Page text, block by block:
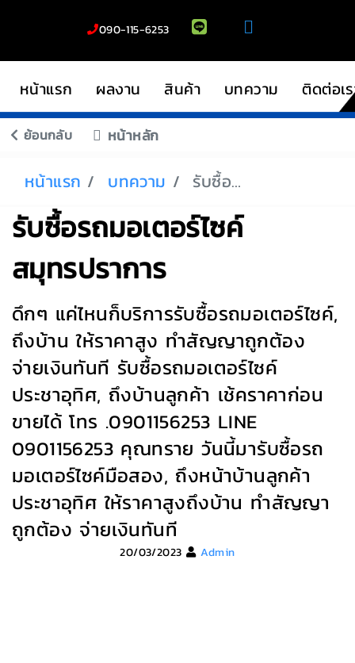
090-115-6253
หน้าแรก ผลงาน สินค้า บทความ ติดต่อเ
ย้อนกลับ หน้าหลัก
หน้าแรก บทความ รับซื้อรถมอเตอร์ไซค์สมุทรปราการ
รับซื้อรถมอเตอร์ไซค์
สมุทรปราการ
ดึกๆ แค่ไหนก็บริการรับซื้อรถมอเตอร์ไซค์,
ถึงบ้าน ให้ราคาสูง ทำสัญญาถูกต้อง
จ่ายเงินทันที รับซื้อรถมอเตอร์ไซค์
ประชาอุทิศ, ถึงบ้านลูกค้า เช้คราคาก่อน
ขายได้ โทร .0901156253 LINE
0901156253 คุณทราย วันนี้มารับซื้อรถ
มอเตอร์ไซค์มือสอง, ถึงหน้าบ้านลูกค้า
ประชาอุทิศ ให้ราคาสูงถึงบ้าน ทำสัญญา
ถูกต้อง จ่ายเงินทันที
20/03/2023 Admin